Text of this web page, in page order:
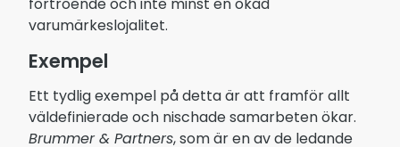
varumärkeslojalitet.
Exempel
Ett tydlig exempel på detta är att framför allt
väldefinierade och nischade samarbeten ökar.
Brummer & Partners, som är en av de ledande